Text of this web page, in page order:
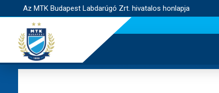
Az MTK Budapest Labdarúgó Zrt. hivatalos honlapja